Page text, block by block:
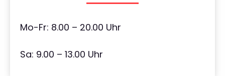
Mo-Fr: 8.00 – 20.00 Uhr
Sa: 9.00 – 13.00 Uhr